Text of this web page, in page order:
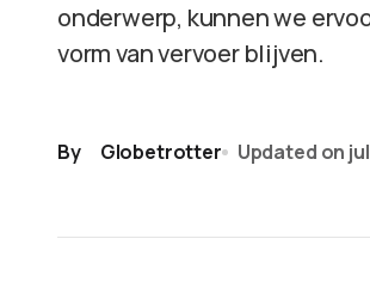
onderwerp, kunnen we
vorm van vervoer blijven.
By Globetrotter Updated on